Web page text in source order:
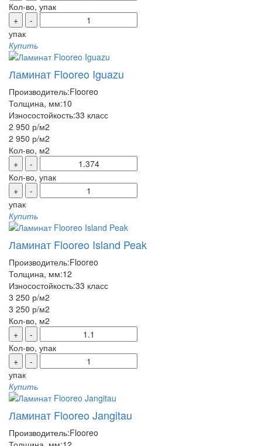
Кол-во, упак
+
-
упак
Купить
Ламинат Flooreo Iguazu
Производитель:Flooreo
Толщина, мм:10
Износостойкость:33 класс
2 950 р/м2
2 950 р/м2
Кол-во, м2
+
-
Кол-во, упак
+
-
упак
Купить
Ламинат Flooreo Island Peak
Производитель:Flooreo
Толщина, мм:12
Износостойкость:33 класс
3 250 р/м2
3 250 р/м2
Кол-во, м2
+
-
Кол-во, упак
+
-
упак
Купить
Ламинат Flooreo Jangitau
Производитель:Flooreo